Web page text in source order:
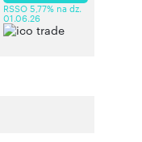
RSSO 5,77% na dz.
01.06.26